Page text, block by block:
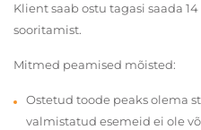
Klient saab ostu tagasi saada
sooritamist.
Mitmed peamised mõisted:
Ostetud toode peaks olema
valmistatud esemeid ei ole